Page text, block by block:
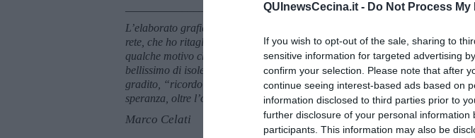
QUInewsCecina.it - Do Not Process
If you wish to opt-out of the sale, sharing to
sensitive information for targeted advertising
confirm your selection. Please note that after
continue seeing interest-based ads based on
information disclosed to third parties prior to
further disclosure of your personal information
participants. This information may also be
L’elaborato grafico che accompagna il racconto è fatto con immagini da me
rete, che ho ritagliato, scontornato, sovrapposto e ridipinto. Il discorso
qualche motivo che "anima" viene dal greco "anemos", vento” è di Paolo
bellissimo di isole e di fari, di “viaggi immobili” della scrittura e dell’anima.
gradito, “ricordo di lavoro in comune”. Il breve racconto sconta e rigetta il
speranza, oltre l’orrore cieco dei tempi.
Marco Celati